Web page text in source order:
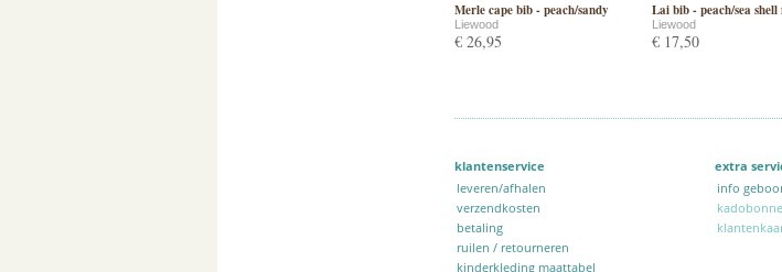
Merle cape bib - peach/sandy
Liewood
€ 26,95
Lai bib - peach/sea
Liewood
€ 17,50
klantenservice extra
leveren/afhalen
verzendkosten
betaling
ruilen / retourneren
kinderkleding maattabel
info